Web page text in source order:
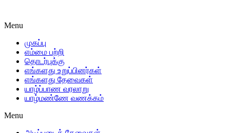
Menu
முகப்பு
எம்மை பற்றி
தொடர்புக்கு
எங்களது உறுப்பினர்கள்
எங்களது தேவைகள்
யாழ்ப்பாண வரலாறு
யாழ்மண்ணே வணக்கம்
Menu